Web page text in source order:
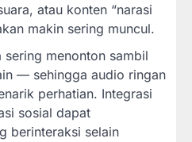
atau konten “narasi
makin sering muncul.
menonton sambil
— sehingga audio ringan
perhatian. Integrasi
sosial dapat
berinteraksi selain